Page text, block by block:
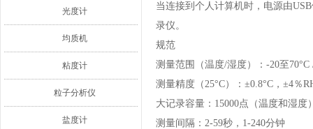
光度计
均质机
粘度计
粒子分析仪
盐度计
当连接到个人计算机时，电源由
录仪。
规范
测量范围（温度/湿度）：-20至70°C
测量精度（25°C）：±0.8°C，±4％
大记录容量：15000点（温度和湿度
测量间隔：2-59秒，1-240分钟